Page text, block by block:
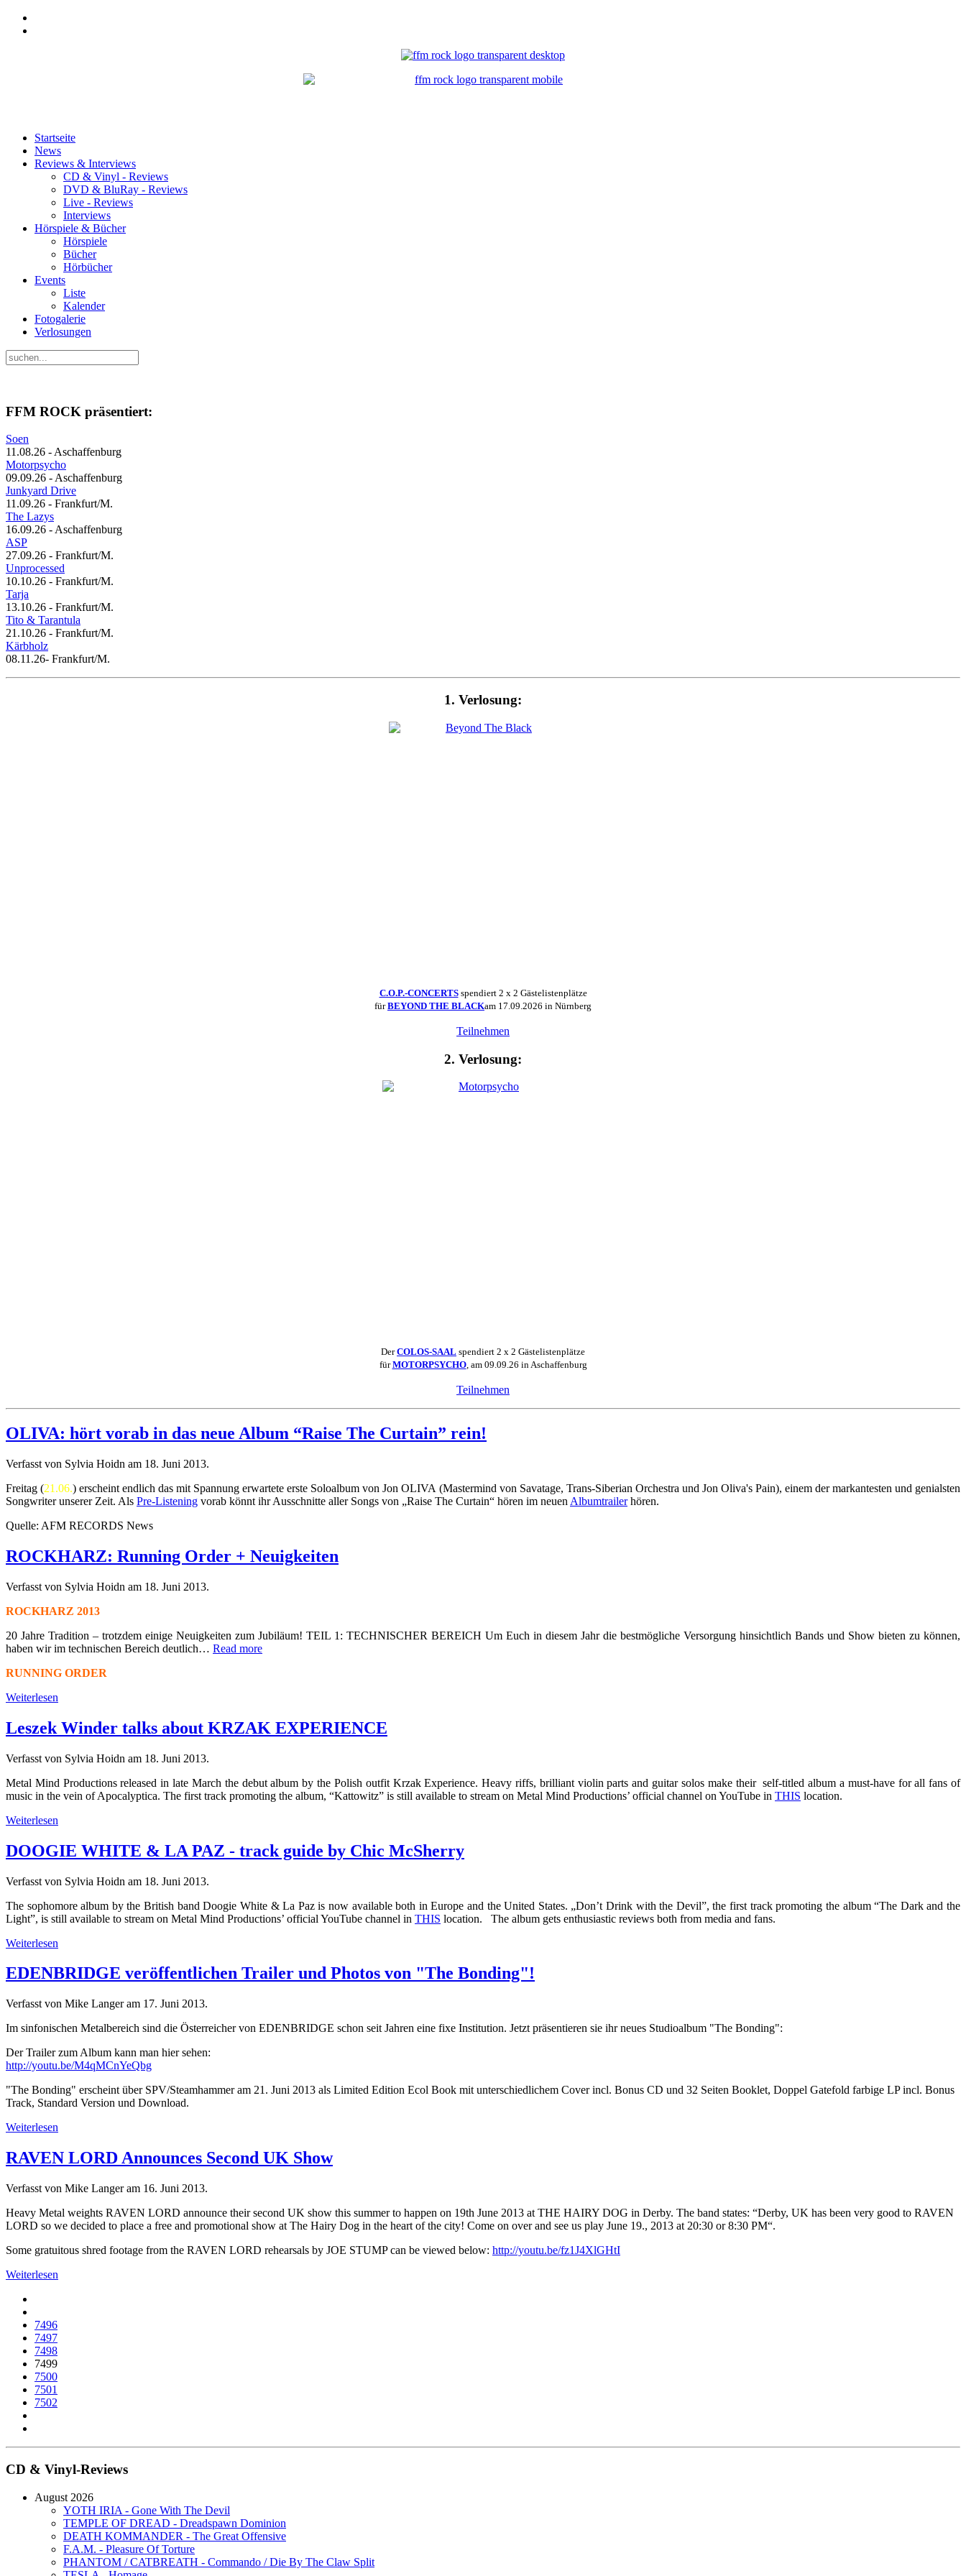
Startseite
News
Reviews & Interviews
CD & Vinyl - Reviews
DVD & BluRay - Reviews
Live - Reviews
Interviews
Hörspiele & Bücher
Hörspiele
Bücher
Hörbücher
Events
Liste
Kalender
Fotogalerie
Verlosungen
FFM ROCK präsentiert:
Soen
11.08.26 - Aschaffenburg
Motorpsycho
09.09.26 - Aschaffenburg
Junkyard Drive
11.09.26 - Frankfurt/M.
The Lazys
16.09.26 - Aschaffenburg
ASP
27.09.26 - Frankfurt/M.
Unprocessed
10.10.26 - Frankfurt/M.
Tarja
13.10.26 - Frankfurt/M.
Tito & Tarantula
21.10.26 - Frankfurt/M.
Kärbholz
08.11.26- Frankfurt/M.
1. Verlosung:
C.O.P.-CONCERTSspendiert 2 x 2 Gästelistenplätze
fürBEYOND THE BLACKam 17.09.2026 in Nürnberg
Teilnehmen
2. Verlosung:
DerCOLOS-SAAL spendiert 2 x 2 Gästelistenplätze
fürMOTORPSYCHO, am 09.09.26 in Aschaffenburg
Teilnehmen
OLIVA: hört vorab in das neue Album “Raise The Curtain” rein!
Verfasst von Sylvia Hoidn am 18. Juni 2013.
Freitag (21.06.) erscheint endlich das mit Spannung erwartete erste Soloalbum von Jon OLIVA (Mastermind von Savatage, Trans-Siberian Orchestra und Jon Oliva's Pain), einem der markantesten und genialsten
Songwriter unserer Zeit. Als Pre-Listening vorab könnt ihr Ausschnitte aller Songs von „Raise The Curtain“ hören im neuen Albumtrailerhören.
Quelle: AFM RECORDS News
ROCKHARZ: Running Order + Neuigkeiten
Verfasst von Sylvia Hoidn am 18. Juni 2013.
ROCKHARZ 2013
20 Jahre Tradition – trotzdem einige Neuigkeiten zum Jubiläum! TEIL 1: TECHNISCHER BEREICH Um Euch in diesem Jahr die bestmögliche Versorgung hinsichtlich Bands und Show bieten zu können,
haben wir im technischen Bereich deutlich… Read more
RUNNING ORDER
Weiterlesen
Leszek Winder talks about KRZAK EXPERIENCE
Verfasst von Sylvia Hoidn am 18. Juni 2013.
Metal Mind Productions released in late March the debut album by the Polish outfit Krzak Experience. Heavy riffs, brilliant violin parts and guitar solos make their self-titled album a must-have for all fans of
music in the vein of Apocalyptica. The first track promoting the album, “Kattowitz” is still available to stream on Metal Mind Productions’ official channel on YouTube in THIS location.
Weiterlesen
DOOGIE WHITE & LA PAZ - track guide by Chic McSherry
Verfasst von Sylvia Hoidn am 18. Juni 2013.
The sophomore album by the British band Doogie White & La Paz is now available both in Europe and the United States. „Don’t Drink with the Devil”, the first track promoting the album “The Dark and the
Light”, is still available to stream on Metal Mind Productions’ official YouTube channel in THIS location. The album gets enthusiastic reviews both from media and fans.
Weiterlesen
EDENBRIDGE veröffentlichen Trailer und Photos von "The Bonding"!
Verfasst von Mike Langer am 17. Juni 2013.
Im sinfonischen Metalbereich sind die Österreicher von EDENBRIDGE schon seit Jahren eine fixe Institution. Jetzt präsentieren sie ihr neues Studioalbum "The Bonding":
Der Trailer zum Album kann man hier sehen:
http://youtu.be/M4qMCnYeQbg
"The Bonding" erscheint über SPV/Steamhammer am 21. Juni 2013 als Limited Edition Ecol Book mit unterschiedlichem Cover incl. Bonus CD und 32 Seiten Booklet, Doppel Gatefold farbige LP incl. Bonus
Track, Standard Version und Download.
Weiterlesen
RAVEN LORD Announces Second UK Show
Verfasst von Mike Langer am 16. Juni 2013.
Heavy Metal weights RAVEN LORD announce their second UK show this summer to happen on 19th June 2013 at THE HAIRY DOG in Derby. The band states: “Derby, UK has been very good to RAVEN
LORD so we decided to place a free and promotional show at The Hairy Dog in the heart of the city! Come on over and see us play June 19., 2013 at 20:30 or 8:30 PM“.
Some gratuitous shred footage from the RAVEN LORD rehearsals by JOE STUMP can be viewed below: http://youtu.be/fz1J4XlGHtI
Weiterlesen
7496
7497
7498
7499
7500
7501
7502
CD & Vinyl-Reviews
August 2026
YOTH IRIA - Gone With The Devil
TEMPLE OF DREAD - Dreadspawn Dominion
DEATH KOMMANDER - The Great Offensive
F.A.M. - Pleasure Of Torture
PHANTOM / CATBREATH - Commando / Die By The Claw Split